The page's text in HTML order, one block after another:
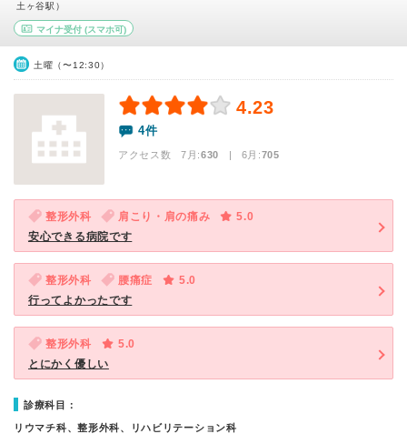
土ヶ谷駅）
マイナ受付 (スマホ可)
土曜（〜12:30）
4.23
4件
アクセス数 7月:630 | 6月:705
整形外科 肩こり・肩の痛み
5.0
安心できる病院です
整形外科 腰痛症
5.0
行ってよかったです
整形外科
5.0
とにかく優しい
診療科目：
リウマチ科、整形外科、リハビリテーション科